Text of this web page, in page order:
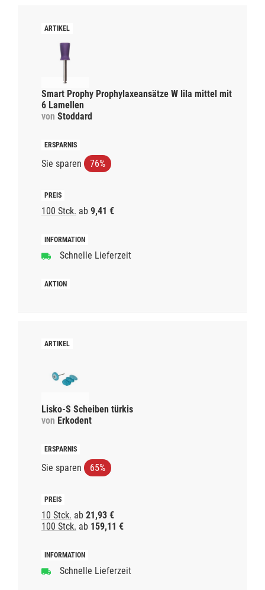
Smart Prophy Prophylaxeansätze W lila mittel mit
6 Lamellen
von Stoddard
Sie sparen 76%
100 Stck. ab 9,41 €
Schnelle Lieferzeit
Lisko-S Scheiben türkis
von Erkodent
Sie sparen 65%
10 Stck. ab 21,93 €
100 Stck. ab 159,11 €
Schnelle Lieferzeit